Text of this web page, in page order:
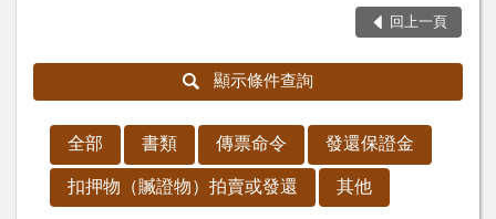
回上一頁
顯示條件查詢
全部 書類 傳票命令 發還保證金
扣押物（贓證物）拍賣或發還 其他